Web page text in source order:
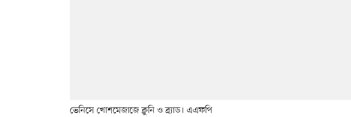
ভেনিসে খোশমেজাজে ক্লুনি ও ব্র্যাড। এএফপি